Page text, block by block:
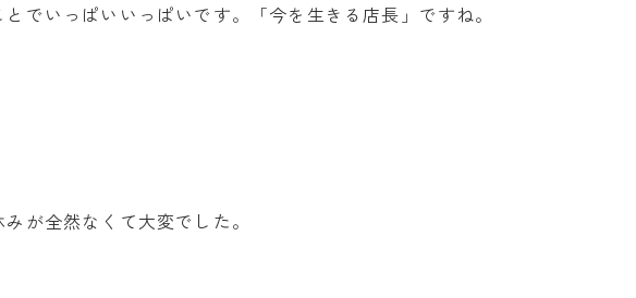
でいっぱいいっぱいです。「今を生きる店長」ですね。
が全然なくて大変でした。